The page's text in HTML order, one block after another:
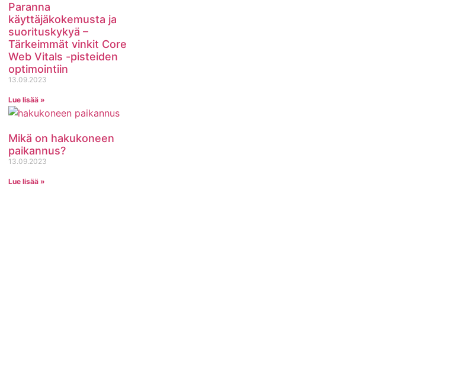
Paranna
käyttäjäkokemusta ja
suorituskykyä –
Tärkeimmät vinkit Core
Web Vitals -pisteiden
optimointiin
13.09.2023
Lue lisää »
Mikä on hakukoneen
paikannus?
13.09.2023
Lue lisää »